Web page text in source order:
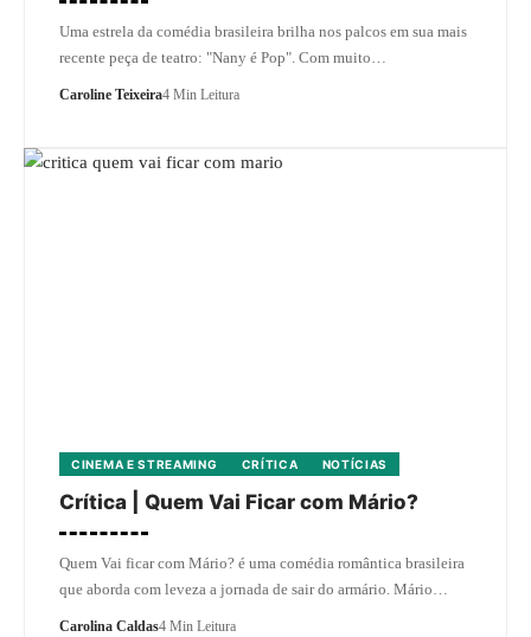
Uma estrela da comédia brasileira brilha nos palcos em sua mais
recente peça de teatro: "Nany é Pop". Com muito…
Caroline Teixeira4 Min Leitura
CINEMA E STREAMING CRÍTICA NOTÍCIAS
Crítica | Quem Vai Ficar com Mário?
Quem Vai ficar com Mário? é uma comédia romântica brasileira
que aborda com leveza a jornada de sair do armário. Mário…
Carolina Caldas4 Min Leitura